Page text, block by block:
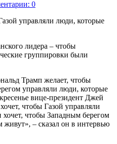
0
лидера – чтобы
группировки были
Трамп желает, чтобы
управляли люди, которые
вице-президент Джей
чтобы Газой управляли
чтобы Западным берегом
– сказал он в интервью